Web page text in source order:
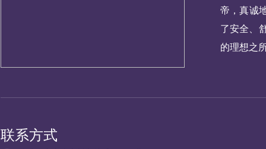
帝，真诚
了安全、
的理想之
联系方式